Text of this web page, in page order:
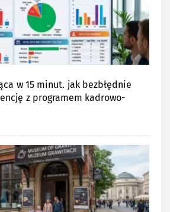
w 15 minut. jak bezbłędnie
z programem kadrowo-